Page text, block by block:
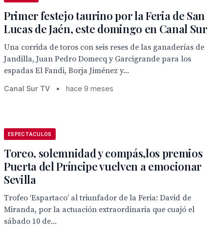
Primer festejo taurino por la Feria de San
Lucas de Jaén, este domingo en Canal Sur
Una corrida de toros con seis reses de las ganaderías de
Jandilla, Juan Pedro Domecq y Garcigrande para los
espadas El Fandi, Borja Jiménez y...
Canal Sur TV • hace 9 meses
ESPECTACULOS
Toreo, solemnidad y compás,los premios
Puerta del Príncipe vuelven a emocionar
Sevilla
Trofeo ‘Espartaco’ al triunfador de la Feria: David de
Miranda, por la actuación extraordinaria que cuajó el
sábado 10 de...